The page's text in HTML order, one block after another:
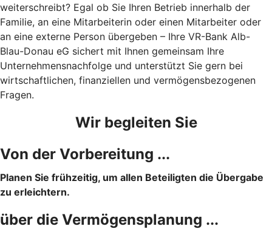
weiterschreibt? Egal ob Sie Ihren Betrieb innerhalb der
Familie, an eine Mitarbeiterin oder einen Mitarbeiter oder
an eine externe Person übergeben – Ihre VR-Bank Alb-
Blau-Donau eG sichert mit Ihnen gemeinsam Ihre
Unternehmensnachfolge und unterstützt Sie gern bei
wirtschaftlichen, finanziellen und vermögensbezogenen
Fragen.
Wir begleiten Sie
Von der Vorbereitung ...
Planen Sie frühzeitig, um allen Beteiligten die Übergabe
zu erleichtern.
über die Vermögensplanung ...